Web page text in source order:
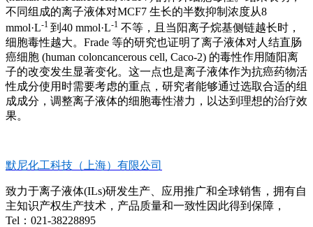
不同组成的离子液体对MCF7 生长的半数抑制浓度从8
mmol·L-1 到40 mmol·L-1 不等，且当阳离子烷基侧链越长时，
细胞毒性越大。Frade 等的研究也证明了离子液体对人结直肠
癌细胞 (human coloncancerous cell, Caco-2) 的毒性作用随阳离
子的改变发生显著变化。这一点也是离子液体作为抗癌药物活
性成分使用时需要考虑的重点，研究者能够通过选取合适的组
成成分，调整离子液体的细胞毒性潜力，以达到理想的治疗效
果。
默尼化工科技（上海）有限公司
致力于离子液体(ILs)研发生产、应用推广和全球销售，拥有自
主知识产权生产技术，产品质量和一致性因此得到保障，
Tel：021-38228895